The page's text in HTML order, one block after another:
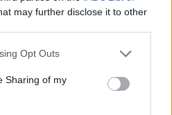
may further disclose it to other
app uses one or more Google
behaviour. You may click to
and its third-party tags to
purposes in below Google
Opt Outs
Sharing of my
Ορμούζ